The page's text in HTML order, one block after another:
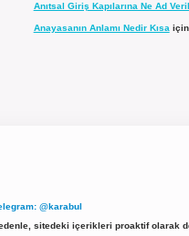
Anıtsal Giriş Kapılarına Ne Ad
Anayasanın Anlamı Nedir Kısa için
@karabul
sitedeki içerikleri proaktif olarak